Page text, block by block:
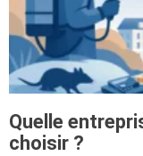
Quelle
choisir ?